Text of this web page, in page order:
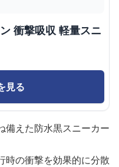
衝撃吸収 軽量スニ
見る
備えた防水黒スニーカー
時の衝撃を効果的に分散